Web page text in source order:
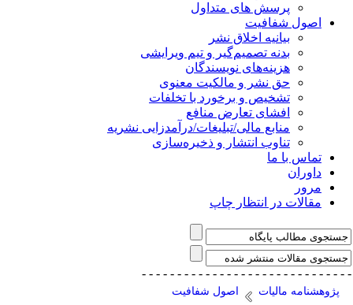
پرسش های متداول
اصول شفافیت
بیانیه اخلاق نشر
بدنه تصمیم‌گیر و تیم ویرایشی
هزینه‌های نویسندگان
حق نشر و مالکیت معنوی
تشخیص و برخورد با تخلفات
افشای تعارض منافع
منابع مالی/تبلیغات/درآمدزایی نشریه
تناوب انتشار و ذخیره‌سازی
تماس با ما
داوران
مرور
مقالات در انتظار چاپ
- - - - - - - - - - - - -
- - - - - - - - - - - - - - -
پژوهشنامه مالیات اصول شفافیت